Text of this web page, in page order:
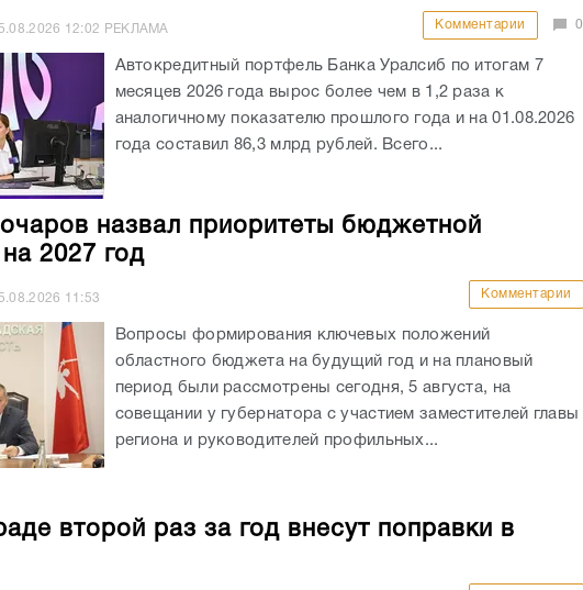
12:02 РЕКЛАМА Комментарии 0
Автокредитный портфель Банка Уралсиб по итогам 7
месяцев 2026 года вырос более чем в 1,2 раза к
аналогичному показателю прошлого года и на 01.08.2026
года составил 86,3 млрд рублей. Всего...
назвал приоритеты бюджетной
2027 год
11:53 Комментарии
Вопросы формирования ключевых положений
областного бюджета на будущий год и на плановый
период были рассмотрены сегодня, 5 августа, на
совещании у губернатора с участием заместителей главы
региона и руководителей профильных...
второй раз за год внесут поправки в